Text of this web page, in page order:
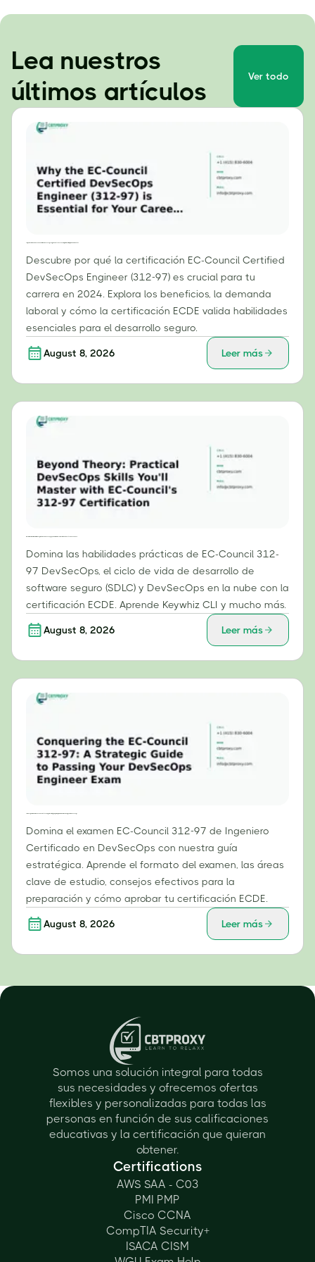
Lea nuestros
últimos artículos
Ver todo
Descubre por qué la certificación EC-Council Certified
DevSecOps Engineer (312-97) es crucial para tu
carrera en 2024. Explora los beneficios, la demanda
laboral y cómo la certificación ECDE valida habilidades
esenciales para el desarrollo seguro.
August 8, 2026 Leer más
Domina las habilidades prácticas de EC-Council 312-
97 DevSecOps, el ciclo de vida de desarrollo de
software seguro (SDLC) y DevSecOps en la nube con la
certificación ECDE. Aprende Keywhiz CLI y mucho más.
August 8, 2026 Leer más
Domina el examen EC-Council 312-97 de Ingeniero
Certificado en DevSecOps con nuestra guía
estratégica. Aprende el formato del examen, las áreas
clave de estudio, consejos efectivos para la
preparación y cómo aprobar tu certificación ECDE.
August 8, 2026 Leer más
Somos una solución integral para todas
sus necesidades y ofrecemos ofertas
flexibles y personalizadas para todas las
personas en función de sus calificaciones
educativas y la certificación que quieran
obtener.
Certifications
AWS SAA - C03
PMI PMP
Cisco CCNA
CompTIA Security+
ISACA CISM